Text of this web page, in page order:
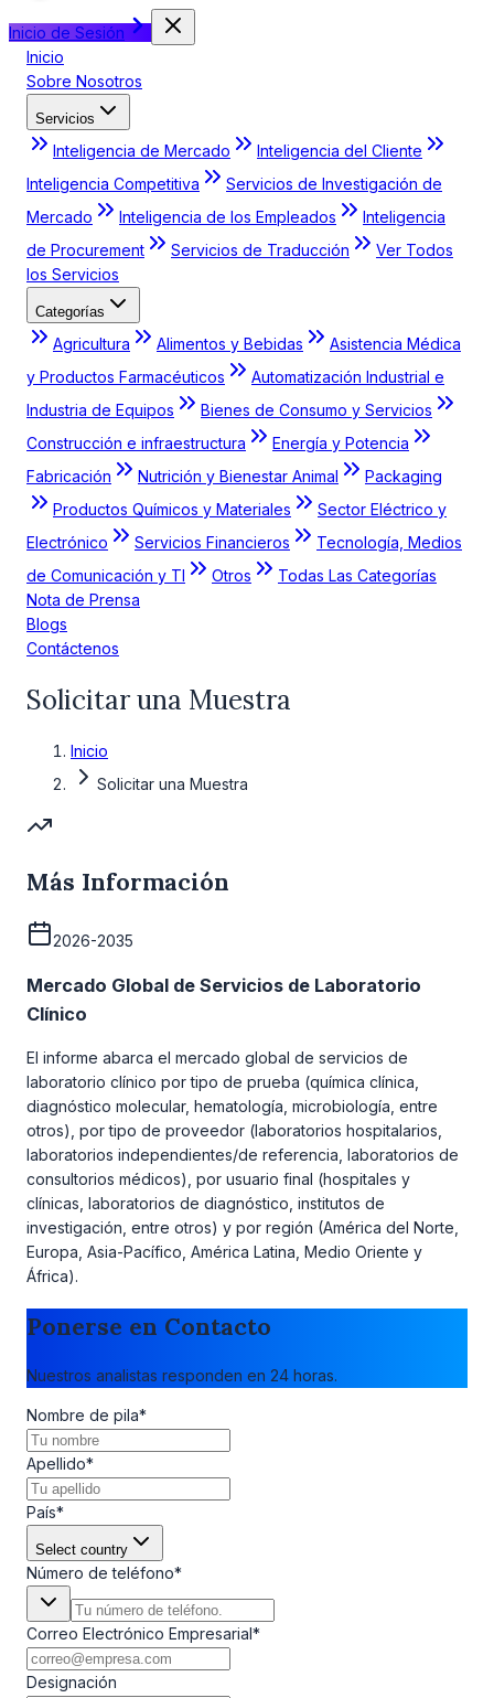
Inicio de Sesión
Inicio
Sobre Nosotros
Servicios
Inteligencia de Mercado
Inteligencia del Cliente
Inteligencia Competitiva
Servicios de Investigación de
Mercado
Inteligencia de los Empleados
Inteligencia
de Procurement
Servicios de Traducción
Ver Todos
los Servicios
Categorías
Agricultura Alimentos y Bebidas
Asistencia Médica
y Productos Farmacéuticos
Automatización Industrial e
Industria de Equipos
Bienes de Consumo y Servicios
Construcción e infraestructura
Energía y Potencia
Fabricación
Nutrición y Bienestar Animal
Packaging
Productos Químicos y Materiales
Sector Eléctrico y
Electrónico
Servicios Financieros
Tecnología, Medios
de Comunicación y TI
Otros
Todas Las Categorías
Nota de Prensa
Blogs
Contáctenos
Solicitar una Muestra
Inicio
Solicitar una Muestra
Más Información
2026-2035
Mercado Global de Servicios de Laboratorio
Clínico
El informe abarca el mercado global de servicios de
laboratorio clínico por tipo de prueba (química clínica,
diagnóstico molecular, hematología, microbiología, entre
otros), por tipo de proveedor (laboratorios hospitalarios,
laboratorios independientes/de referencia, laboratorios de
consultorios médicos), por usuario final (hospitales y
clínicas, laboratorios de diagnóstico, institutos de
investigación, entre otros) y por región (América del Norte,
Europa, Asia-Pacífico, América Latina, Medio Oriente y
África).
Ponerse en Contacto
Nuestros analistas responden en 24 horas.
Nombre de pila*
Apellido*
País*
Select country
Número de teléfono*
Correo Electrónico Empresarial*
Designación